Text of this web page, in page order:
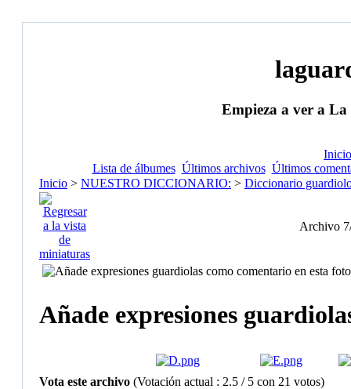
Empieza a ver a
Inicio
Lista de álbumes Últimos archivos Últimos
Inicio > NUESTRO DICCIONARIO: > Diccionario
Archivo
Añade expresiones
Vota este archivo (Votación actual : 2.5 / 5 con 21 votos)